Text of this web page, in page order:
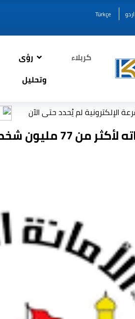
اردو Türkçe
كربلاء
رؤى
وتحليل
لم يُحدد حتى الآن أمين
شخص خلال عام 2025